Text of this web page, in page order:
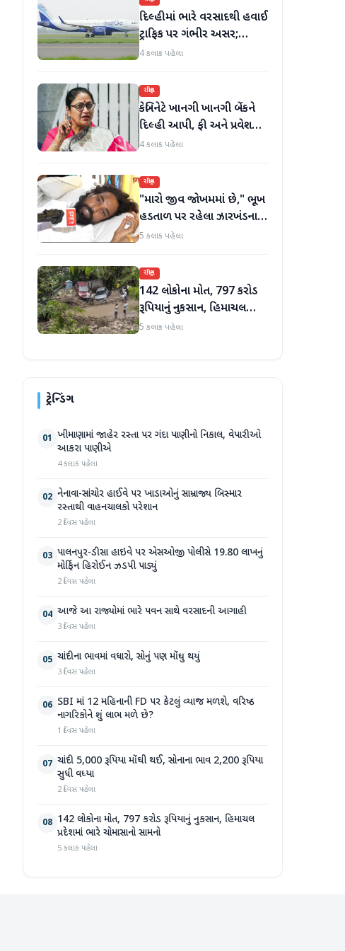
દિલ્હીમાં ભારે વરસાદથી હવાઈ
ટ્રાફિક પર ગંભીર અસર;
ઈન્ડિગોએ મુસાફરો માટે
4 કલાક પહેલા
રાષ્ટ્રીય
કેબિનેટે ખાનગી ખાનગી બેંકને
દિલ્હી આપી, ફી અને પ્રવેશ
માટે નવા નિયમો વિશે જાણો
4 કલાક પહેલા
રાષ્ટ્રીય
"મારો જીવ જોખમમાં છે," ભૂખ
હડતાળ પર રહેલા ઝારખંડના
વિદ્યાર્થી નેતા દેવેન્દ્ર નાથ
5 કલાક પહેલા
રાષ્ટ્રીય
142 લોકોના મોત, 797 કરોડ
રૂપિયાનું નુકસાન, હિમાચલ
પ્રદેશમાં ભારે ચોમાસાનો સામનો
5 કલાક પહેલા
ટ્રેન્ડિંગ
01 ખીમાણામાં જાહેર રસ્તા પર ગંદા પાણીનો નિકાલ, વેપારીઓ
આકરા પાણીએ
4 કલાક પહેલા
02 નેનાવા-સાંચોર હાઈવે પર ખાડાઓનું સામ્રાજ્ય બિસ્માર
રસ્તાથી વાહનચાલકો પરેશાન
2 દિવસ પહેલા
03 પાલનપુર-ડીસા હાઇવે પર એસઓજી પોલીસે 19.80 લાખનું
મોર્ફિન હિરોઈન ઝડપી પાડ્યું
2 દિવસ પહેલા
04 આજે આ રાજ્યોમાં ભારે પવન સાથે વરસાદની આગાહી
3 દિવસ પહેલા
05 ચાંદીના ભાવમાં વધારો, સોનું પણ મોંઘુ થયું
3 દિવસ પહેલા
06 SBI માં 12 મહિનાની FD પર કેટલું વ્યાજ મળશે, વરિષ્ઠ
નાગરિકોને શું લાભ મળે છે?
1 દિવસ પહેલા
07 ચાંદી 5,000 રૂપિયા મોંઘી થઈ, સોનાના ભાવ 2,200 રૂપિયા
સુધી વધ્યા
2 દિવસ પહેલા
08 142 લોકોના મોત, 797 કરોડ રૂપિયાનું નુકસાન, હિમાચલ
પ્રદેશમાં ભારે ચોમાસાનો સામનો
5 કલાક પહેલા